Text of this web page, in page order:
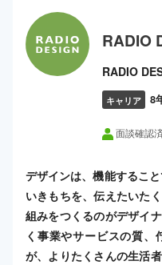
RADIO
RADIO
キャリア 8
面談確認
デザインは、機能するこ
いきもちを、伝えたいた
組みをつくるのがデザイ
く事業やサービスの質
が、よりたくさんの生活